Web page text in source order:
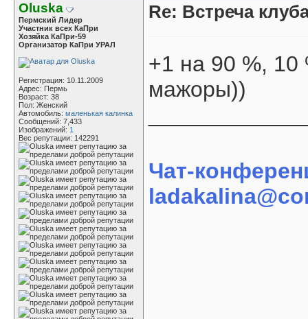
Oluska
Пермский Лидер
Участник всех КаПри
Хозяйка КаПри-59
Организатор КаПри УРАЛ
Регистрация: 10.11.2009
Адрес: Пермь
Возраст: 38
Пол: Женский
Автомобиль: маленькая калинка
Сообщений: 7,433
Изображений: 1
Вес репутации: 142291
Re: Встреча
+1 на 90 %,
мажоры))
Чат-